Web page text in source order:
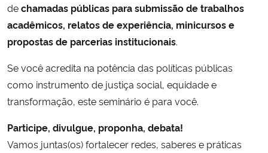
dechamadas públicas para submissão de trabalhos
acadêmicos, relatos de experiência, minicursos e
propostas de parcerias institucionais.
Se você acredita na potência das políticas públicas
como instrumento de justiça social, equidade e
transformação, este seminário é para você.
Participe, divulgue, proponha, debata!
Vamos juntas(os) fortalecer redes, saberes e práticas